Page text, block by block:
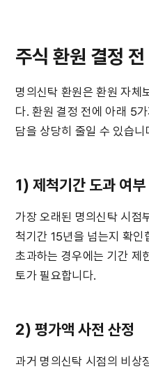
주식 환원 결정
명의신탁 환원은 환원 자체
다. 환원 결정 전에 아래 5
담을 상당히 줄일 수 있습니
1) 제척기간 도과 여부
가장 오래된 명의신탁 시점
척기간 15년을 넘는지 확
초과하는 경우에는 기간 제
토가 필요합니다.
2) 평가액 사전 산정
과거 명의신탁 시점의 비상